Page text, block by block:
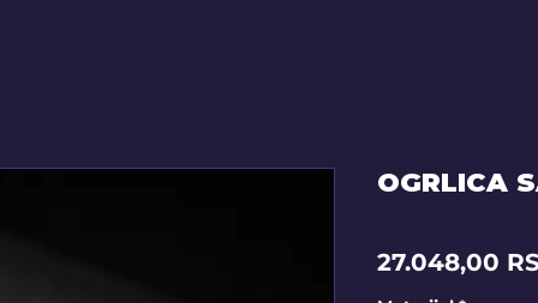
OGRLICA
27.048,00